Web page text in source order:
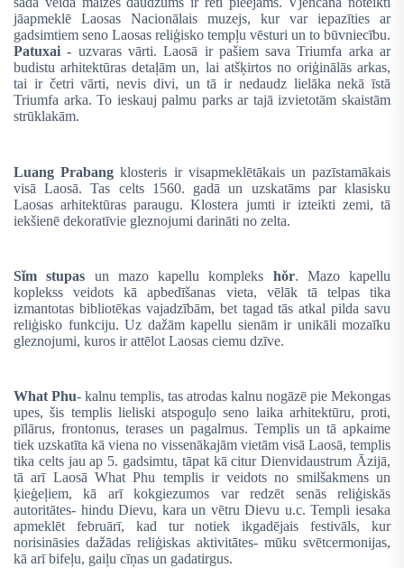
jāapmeklē Laosas Nacionālais muzejs, kur var iepazīties ar
gadsimtiem seno Laosas reliģisko tempļu vēsturi un to būvniecību.
Patuxai - uzvaras vārti. Laosā ir pašiem sava Triumfa arka ar
budistu arhitektūras detaļām un, lai atšķirtos no oriģinālās arkas,
tai ir četri vārti, nevis divi, un tā ir nedaudz lielāka nekā īstā
Triumfa arka. To ieskauj palmu parks ar tajā izvietotām skaistām
strūklakām.
Luang Prabang klosteris ir visapmeklētākais un pazīstamākais
visā Laosā. Tas celts 1560. gadā un uzskatāms par klasisku
Laosas arhitektūras paraugu. Klostera jumti ir izteikti zemi, tā
iekšienē dekoratīvie gleznojumi darināti no zelta.
Sǐm stupas un mazo kapellu kompleks hŏr. Mazo kapellu
koplekss veidots kā apbedīšanas vieta, vēlāk tā telpas tika
izmantotas bibliotēkas vajadzībām, bet tagad tās atkal pilda savu
reliģisko funkciju. Uz dažām kapellu sienām ir unikāli mozaīku
gleznojumi, kuros ir attēlot Laosas ciemu dzīve.
What Phu- kalnu templis, tas atrodas kalnu nogāzē pie Mekongas
upes, šis templis lieliski atspoguļo seno laika arhitektūru, proti,
pīlārus, frontonus, terases un pagalmus. Templis un tā apkaime
tiek uzskatīta kā viena no vissenākajām vietām visā Laosā, templis
tika celts jau ap 5. gadsimtu, tāpat kā citur Dienvidaustrum Āzijā,
tā arī Laosā What Phu templis ir veidots no smilšakmens un
ķieģeļiem, kā arī kokgiezumos var redzēt senās reliģiskās
autoritātes- hindu Dievu, kara un vētru Dievu u.c. Templi iesaka
apmeklēt februārī, kad tur notiek ikgadējais festivāls, kur
norisināsies dažādas reliģiskas aktivitātes- mūku svētcermonijas,
kā arī bifeļu, gaiļu cīņas un gadatirgus.